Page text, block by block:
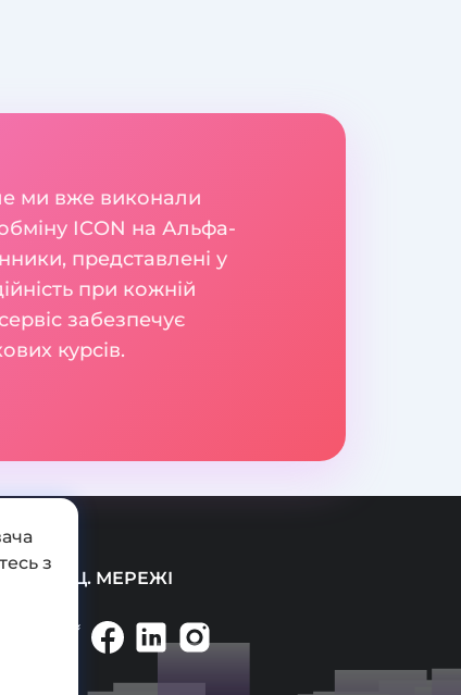
ми вже виконали
ICON на Альфа-
представлені у
при кожній
забезпечує
курсів.
СОЦ. МЕРЕЖІ
з